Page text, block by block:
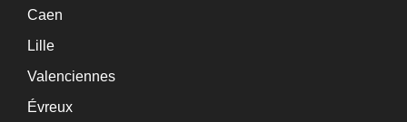
Caen
Lille
Valenciennes
Évreux